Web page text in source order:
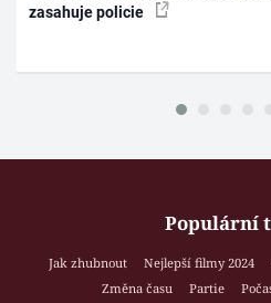
zasahuje policie
Populární
Jak zhubnout Nejlepší filmy 2024
Změna času
Partie